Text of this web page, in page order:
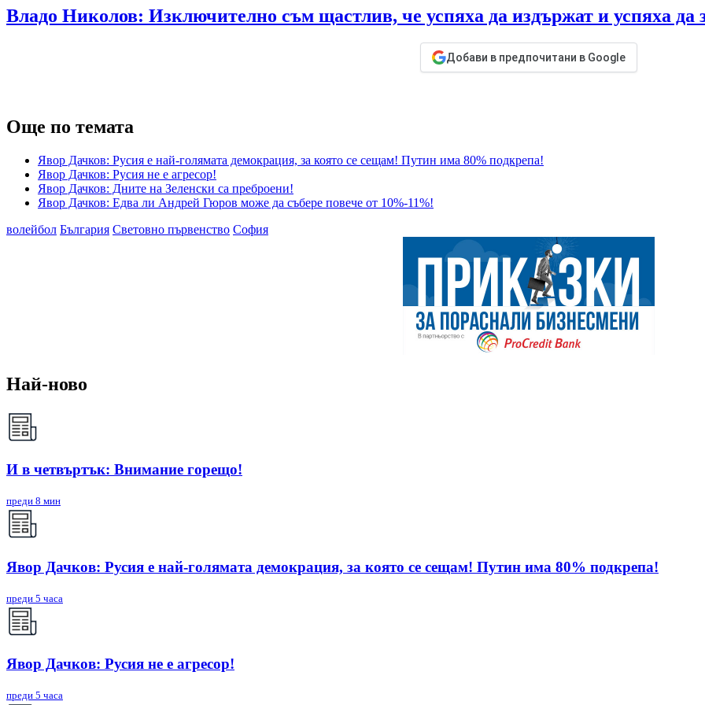
Владо Николов: Изключително съм щастлив, че успяха да издържат и успяха да
Добави в предпочитани в Google
Още по темата
Явор Дачков: Русия е най-голямата демокрация, за която се сещам! Путин има 80% подкрепа!
Явор Дачков: Русия не е агресор!
Явор Дачков: Дните на Зеленски са преброени!
Явор Дачков: Едва ли Андрей Гюров може да събере повече от 10%-11%!
волейбол България Световно първенство София
Най-ново
И в четвъртък: Внимание горещо!
преди 8 мин
Явор Дачков: Русия е най-голямата демокрация, за която се сещам! Путин има 80% подкрепа!
преди 5 часа
Явор Дачков: Русия не е агресор!
преди 5 часа